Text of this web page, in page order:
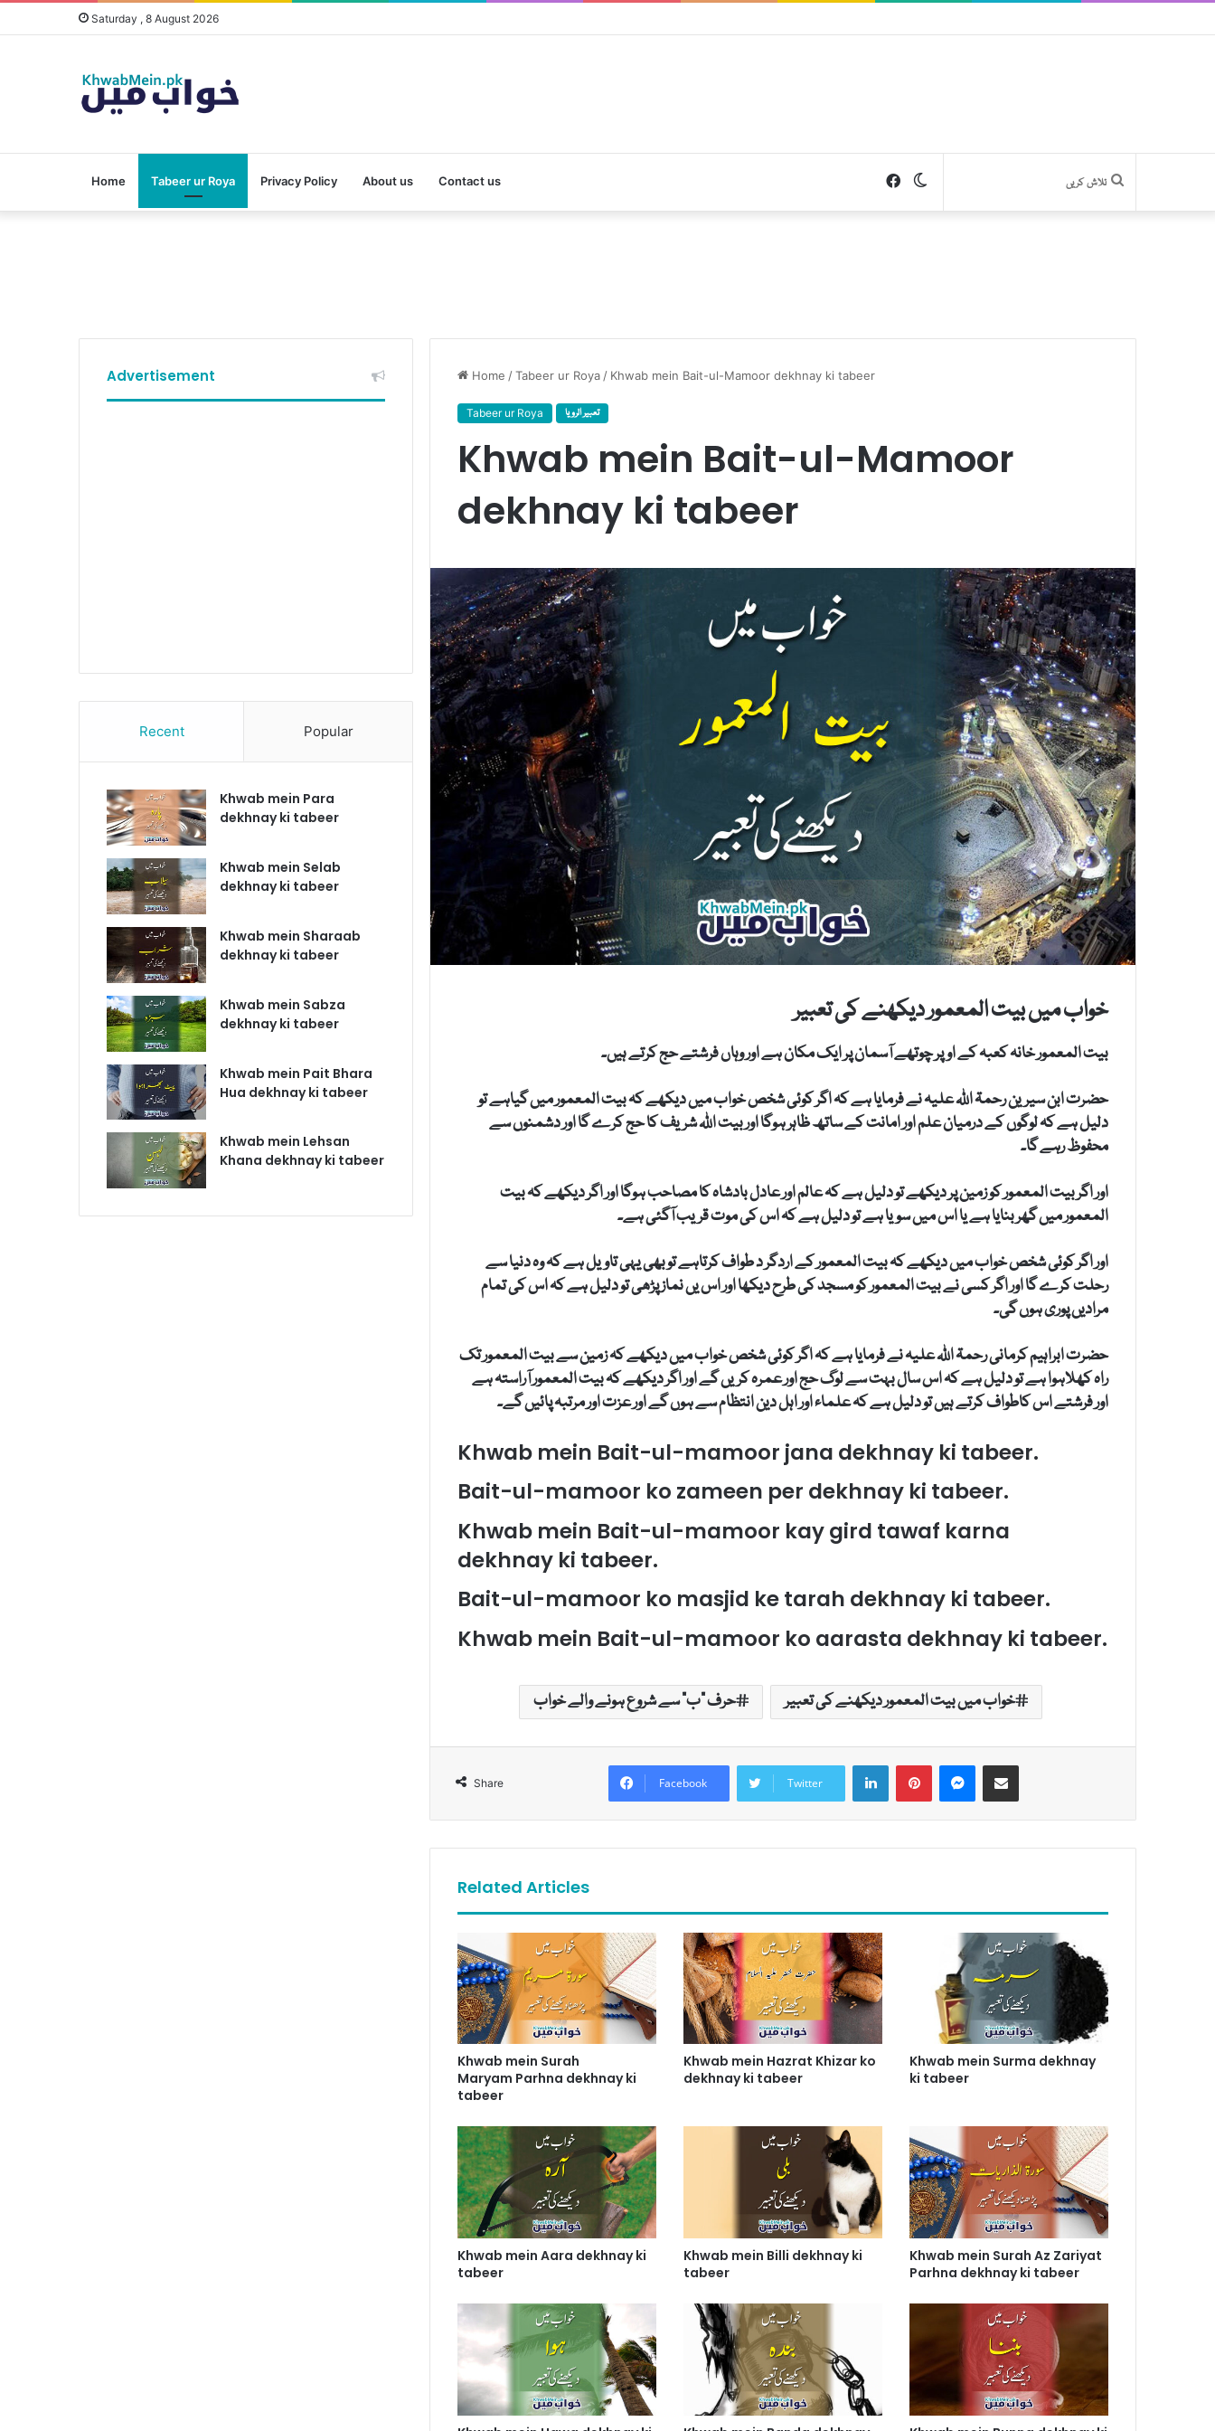
Saturday , 8 August 2026
Home Tabeer ur Roya Privacy Policy About us Contact us تلاش Facebook
Home /Tabeer ur Roya / Khwab mein Bait-ul-Mamoor dekhnay ki tabeer
Tabeer ur Roya تعبیر الرویا
Khwab mein Bait-ul-Mamoor
dekhnay ki tabeer
خواب میں بیت المعمور دیکھنے کی تعبیر
بیت المعمور خانہ کعبہ کے اوپر چوتھے آسمان پر ایک مکان ہے اور وہاں فرشتے حج کرتے ہیں۔
حضرت ابن سیرین رحمۃ اللہ علیہ نے فرمایا ہے کہ اگر کوئی شخص خواب میں دیکھے کہ بیت المعمور میں گیاہے تو
دلیل ہے کہ لوگوں کے درمیان علم اور امانت کے ساتھ ظاہر ہوگا اور بیت اللہ شریف کا حج کرے گا اور دشمنوں سے
محفوظ رہے گا۔
اور اگر بیت المعمور کو زمین پر دیکھے تو دلیل ہے کہ عالم اور عادل بادشاہ کا مصاحب ہوگا اور اگر دیکھے کہ بیت
المعمور میں گھر بنایا ہے یا اس میں سویا ہے تو دلیل ہے کہ اس کی موت قریب آگئی ہے۔
اور اگر کوئی شخص خواب میں دیکھے کہ بیت المعمور کے اردگر د طواف کرتاہے تو بھی یہی تاویل ہے کہ وہ دنیا سے
رحلت کرے گا اور اگر کسی نے بیت المعمور کو مسجد کی طرح دیکھا اور اس یں نماز پڑھی تو دلیل ہے کہ اس کی تمام
مرادیں پوری ہوں گی۔
حضرت ابراہیم کرمانی رحمۃ اللہ علیہ نے فرمایا ہے کہ اگر کوئی شخص خواب میں دیکھے کہ زمین سے بیت المعمور تک
راہ کھلاہوا ہے تو دلیل ہے کہ اس سال بہت سے لوگ حج اور عمرہ کریں گے اور اگر دیکھے کہ بیت المعمور آراستہ ہے
اور فرشتے اس کاطواف کرتے ہیں تو دلیل ہے کہ علماء اور اہل دین انتظام سے ہوں گے اور عزت اور مرتبہ پائیں گے۔
Khwab mein Bait-ul-mamoor jana dekhnay ki tabeer.
Bait-ul-mamoor ko zameen per dekhnay ki tabeer.
Khwab mein Bait-ul-mamoor kay gird tawaf karna
dekhnay ki tabeer.
Bait-ul-mamoor ko masjid ke tarah dekhnay ki tabeer.
Khwab mein Bait-ul-mamoor ko aarasta dekhnay ki tabeer.
حرف "ب" سے شروع ہونے والے خواب خواب میں بیت المعمور دیکھنے کی تعبیر
Share Facebook Twitter
LinkedInPinterestMessenger
Share via Email
Related Articles
Khwab mein Surah
Maryam Parhna dekhnay ki
tabeer
Khwab mein Hazrat Khizar ko
dekhnay ki tabeer
Khwab mein Surma dekhnay
ki tabeer
Khwab mein Aara dekhnay ki
tabeer
Khwab mein Billi dekhnay ki
tabeer
Khwab mein Surah Az Zariyat
Parhna dekhnay ki tabeer
Advertisement
Recent Popular
Khwab mein Para
dekhnay ki tabeer
Khwab mein Selab
dekhnay ki tabeer
Khwab mein Sharaab
dekhnay ki tabeer
Khwab mein Sabza
dekhnay ki tabeer
Khwab mein Pait Bhara
Hua dekhnay ki tabeer
Khwab mein Lehsan
Khana dekhnay ki tabeer